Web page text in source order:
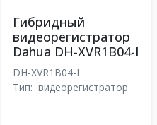
Гибридный
видеорегистратор
Dahua DH-XVR1B04-I
DH-XVR1B04-I
Тип: видеорегистратор